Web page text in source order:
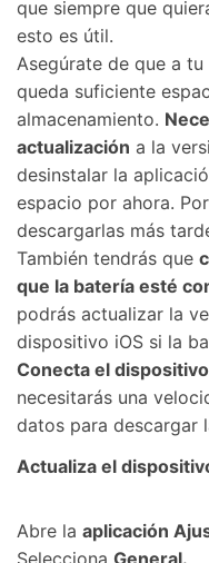
que siempre que
esto es útil.󠀲󠀩󠀠󠀥󠀦󠀩󠀩󠀥
󠀰Asegúrate de que a
queda suficiente
almacenamiento.󠀲󠀩󠀠󠀥󠀦󠀩󠀩󠀦󠀳󠀰
actualización a la
desinstalar la
espacio por ahora.󠀲󠀩󠀠󠀥󠀦󠀩󠀩󠀨󠀳󠀰
descargarlas más
󠀰También tendrás que
que la batería esté
podrás actualizar la
dispositivo iOS si la
Conecta el
necesitarás una
datos para descargar
Actualiza el
󠀰Abre la aplicación